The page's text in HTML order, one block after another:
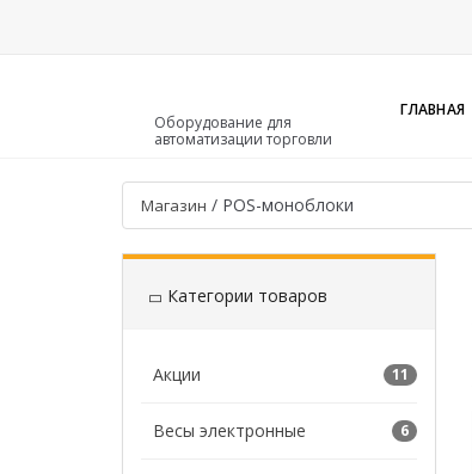
Оборудование для
автоматизации торговли
ГЛАВНАЯ
Магазин / POS-моноблоки
Категории товаров
Акции 11
Весы электронные 6